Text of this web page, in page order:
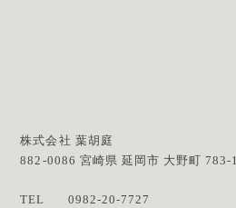
株式会社 葉胡庭
882-0086 宮崎県 延岡市 大野町 783-1
TEL
0982-20-7727